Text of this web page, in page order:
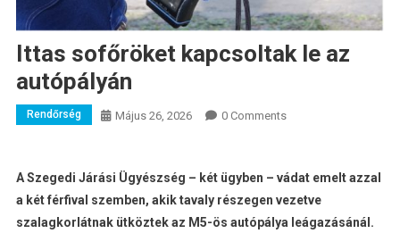
Ittas sofőröket kapcsoltak le az
autópályán
Rendőrség Május 26, 2026 0 Comments
A Szegedi Járási Ügyészség – két ügyben – vádat emelt azzal
a két férfival szemben, akik tavaly részegen vezetve
szalagkorlátnak ütköztek az M5-ös autópálya leágazásánál.